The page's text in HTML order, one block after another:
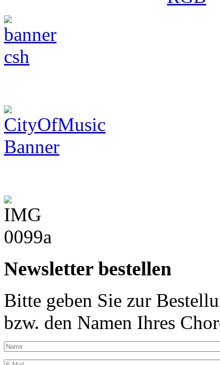
Newsletter bestellen
Bitte geben Sie zur
bzw. den Namen Ihres